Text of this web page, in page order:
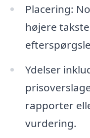
Placering:
højere
Ydelser
rapporter
vurdering.